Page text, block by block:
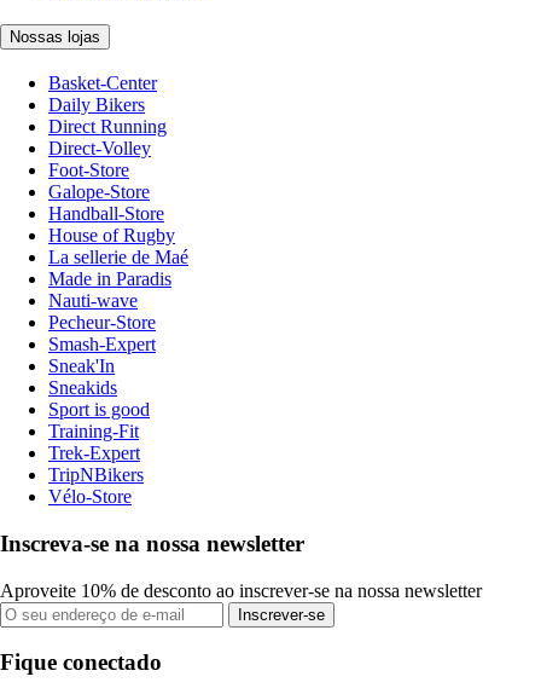
Nossas lojas
Basket-Center
Daily Bikers
Direct Running
Direct-Volley
Foot-Store
Galope-Store
Handball-Store
House of Rugby
La sellerie de Maé
Made in Paradis
Nauti-wave
Pecheur-Store
Smash-Expert
Sneak'In
Sneakids
Sport is good
Training-Fit
Trek-Expert
TripNBikers
Vélo-Store
Inscreva-se na nossa newsletter
Aproveite 10% de desconto ao inscrever-se na nossa newsletter
Inscrever-se
Fique conectado